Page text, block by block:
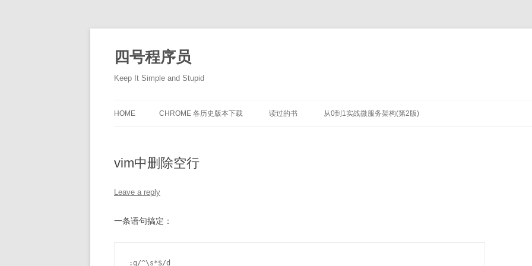
content
四号程序员
Keep It Simple and Stupid
HOME CHROME 各历史版本下载 读过的书 从0到1实战微服务架构(第2版)
vim中删除空行
Leave a reply
一条语句搞定：
:g/^\s*$/d